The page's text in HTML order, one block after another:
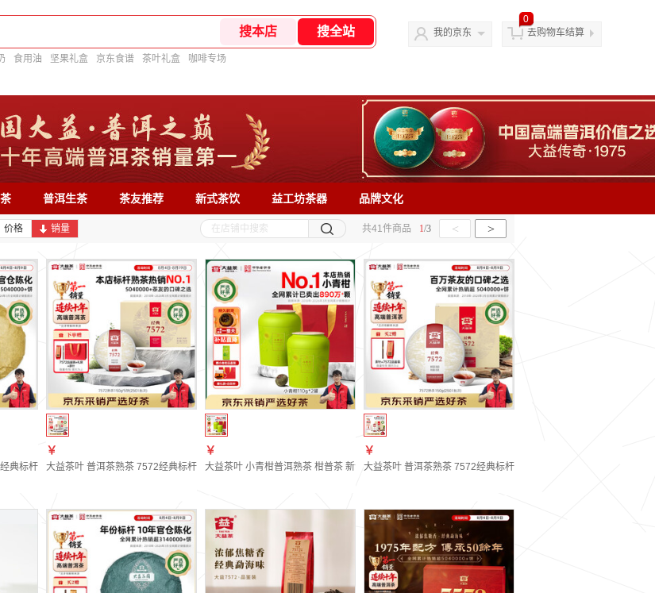
食用油 坚果礼盒 京东食谱 茶叶礼盒 咖啡专场
我的京东
0
去购物车结算
普洱生茶 茶友推荐 新式茶饮 益工坊茶器 品牌文化
价格 销量 1/3 < >
共41件商品
典标杆茶 茶叶自饮 口粮熟茶 10年陈标杆150g（1601批次）
￥
大益茶叶 普洱茶熟茶 7572经典标杆茶 茶叶自饮 口粮熟茶 整盒装150g*5饼（2501批次））
￥
大益茶叶 小青柑普洱熟茶 柑普茶 新会柑皮伴手礼 双罐装110g*2罐
￥
大益茶叶 普洱茶熟茶 7572经典标杆茶 茶叶自饮 口粮熟茶 单饼装